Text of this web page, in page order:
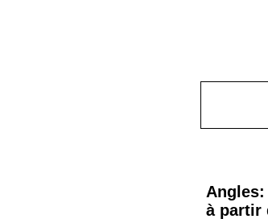
à partir